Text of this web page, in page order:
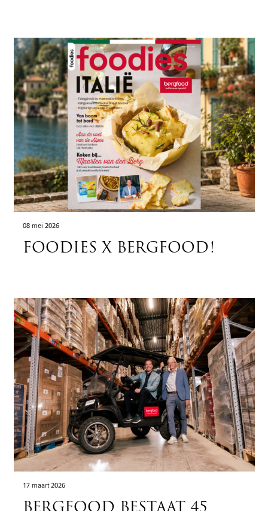
08 mei 2026
FOODIES X BERGFOOD!
17 maart 2026